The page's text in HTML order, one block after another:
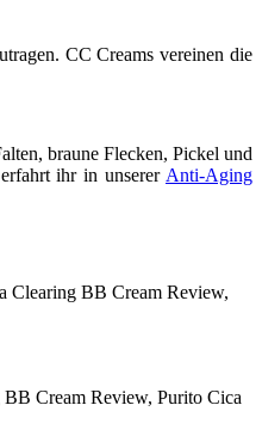
CC Creams vereinen die
braune Flecken, Pickel und
ihr in unserer Anti-Aging